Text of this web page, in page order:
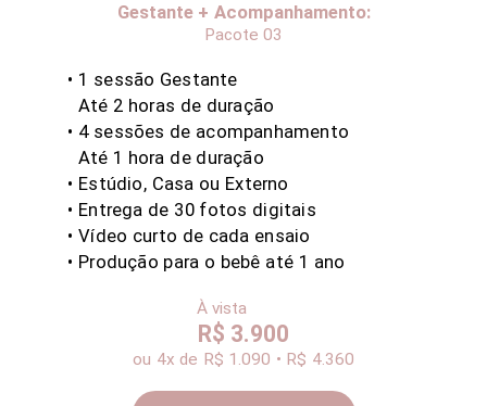
Gestante + Acompanhamento:
Pacote 03
• 1 sessão Gestante
Até 2 horas de duração
• 4 sessões de acompanhamento
Até 1 hora de duração
• Estúdio, Casa ou Externo
• Entrega de 30 fotos digitais
•Vídeo curto de cada ensaio
• Produção para o bebê até 1 ano
À vista
R$ 3.900
ou 4x de R$ 1.090 • R$ 4.360